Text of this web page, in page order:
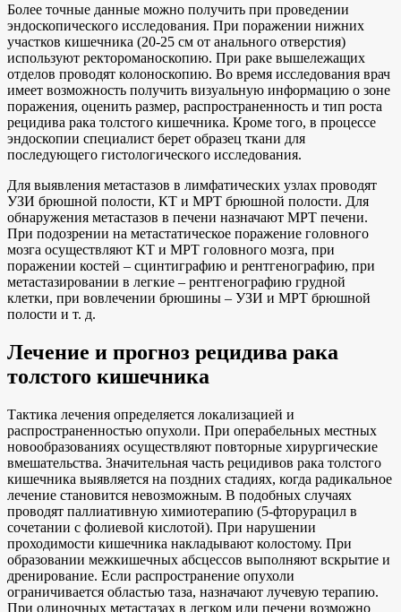
Более точные данные можно получить при проведении
эндоскопического исследования. При поражении нижних
участков кишечника (20-25 см от анального отверстия)
используют ректороманоскопию. При раке вышележащих
отделов проводят колоноскопию. Во время исследования врач
имеет возможность получить визуальную информацию о зоне
поражения, оценить размер, распространенность и тип роста
рецидива рака толстого кишечника. Кроме того, в процессе
эндоскопии специалист берет образец ткани для
последующего гистологического исследования.
Для выявления метастазов в лимфатических узлах проводят
УЗИ брюшной полости, КТ и МРТ брюшной полости. Для
обнаружения метастазов в печени назначают МРТ печени.
При подозрении на метастатическое поражение головного
мозга осуществляют КТ и МРТ головного мозга, при
поражении костей – сцинтиграфию и рентгенографию, при
метастазировании в легкие – рентгенографию грудной
клетки, при вовлечении брюшины – УЗИ и МРТ брюшной
полости и т. д.
Лечение и прогноз рецидива рака
толстого кишечника
Тактика лечения определяется локализацией и
распространенностью опухоли. При операбельных местных
новообразованиях осуществляют повторные хирургические
вмешательства. Значительная часть рецидивов рака толстого
кишечника выявляется на поздних стадиях, когда радикальное
лечение становится невозможным. В подобных случаях
проводят паллиативную химиотерапию (5-фторурацил в
сочетании с фолиевой кислотой). При нарушении
проходимости кишечника накладывают колостому. При
образовании межкишечных абсцессов выполняют вскрытие и
дренирование. Если распространение опухоли
ограничивается областью таза, назначают лучевую терапию.
При одиночных метастазах в легком или печени возможно